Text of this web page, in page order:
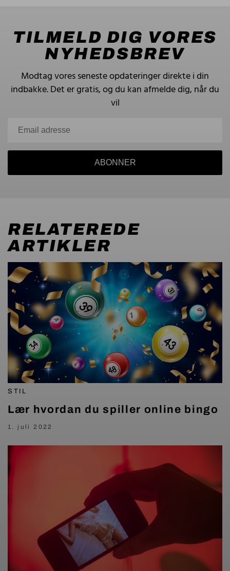
TILMELD DIG VORES
NYHEDSBREV
Modtag vores seneste opdateringer direkte i din
indbakke.Det er gratis, og du kan afmelde dig, når du
vil
ABONNER
RELATEREDE
ARTIKLER
STIL
Lær hvordan du spiller online bingo
1. juli 2022